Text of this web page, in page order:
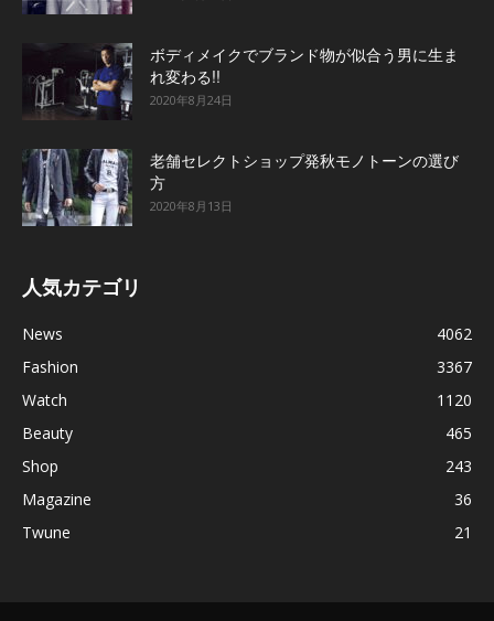
ボディメイクでブランド物が似合う男に生ま
れ変わる!!
2020年8月24日
老舗セレクトショップ発秋モノトーンの選び
方
2020年8月13日
人気カテゴリ
News
4062
Fashion
3367
Watch
1120
Beauty
465
Shop
243
Magazine
36
Twune
21